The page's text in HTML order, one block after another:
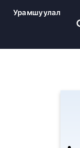
Урамшуулал